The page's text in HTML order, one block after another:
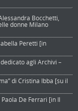
Bocchetti,
donne Milano
Peretti [in
agli Archivi –
di Cristina Ibba [su il
De Ferrari [in Il